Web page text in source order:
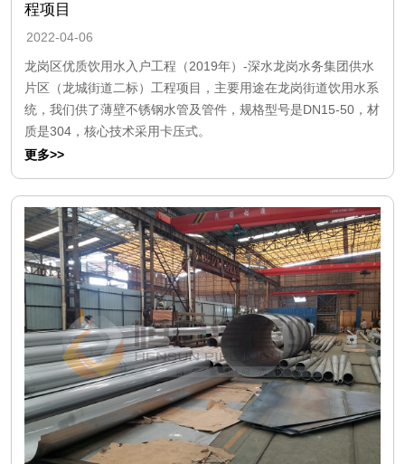
程项目
2022-04-06
龙岗区优质饮用水入户工程（2019年）-深水龙岗水务集团供水
片区（龙城街道二标）工程项目，主要用途在龙岗街道饮用水系
统，我们供了薄壁不锈钢水管及管件，规格型号是DN15-50，材
质是304，核心技术采用卡压式。
更多>>